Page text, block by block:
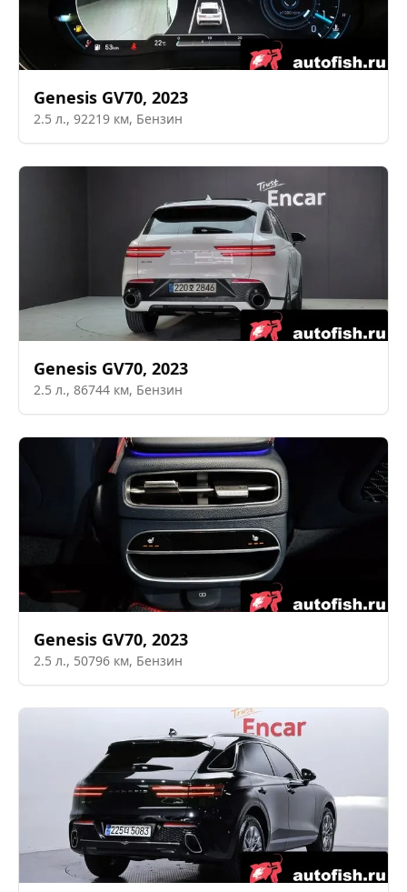
Genesis GV70, 2023
2.5 л., 92219 км, Бензин
Genesis GV70, 2023
2.5 л., 86744 км, Бензин
Genesis GV70, 2023
2.5 л., 50796 км, Бензин